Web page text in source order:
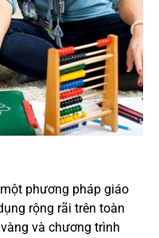
phương pháp giáo
rộng rãi trên toàn
và chương trình